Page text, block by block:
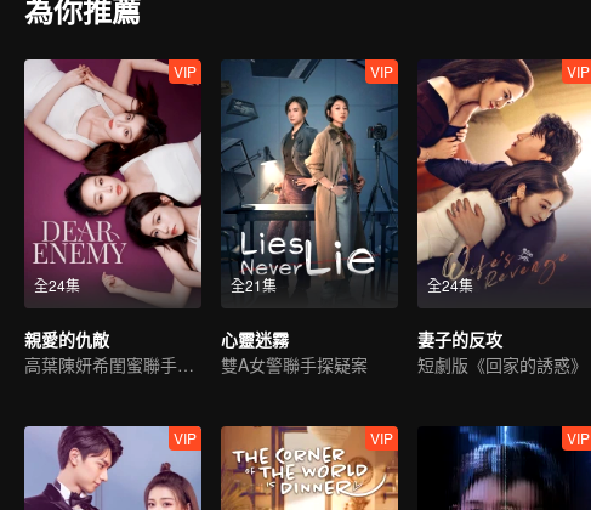
為你推薦
全24集
VIP
親愛的仇敵
高葉陳妍希閨蜜聯手復仇
全21集
VIP
心靈迷霧
雙A女警聯手探疑案
全24集
VIP
妻子的反攻
短劇版《回家的誘惑》
VIP VIP VIP